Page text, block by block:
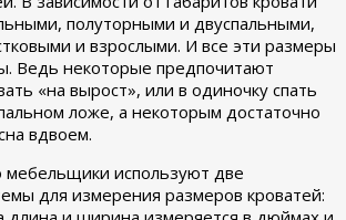
полуторными и двуспальными,
и взрослыми. И все эти размеры
Ведь некоторые предпочитают
«на вырост», или в одиночку спать
ложе, а некоторым достаточно
вдвоем.
мебельщики используют две
для измерения размеров кроватей: